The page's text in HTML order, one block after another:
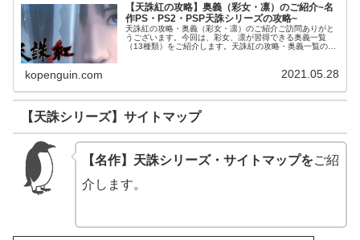
【天誅紅の攻略】奥義（彩女・凛）のご紹介~名
作PS・PS2・PSP天誅シリーズの攻略~
天誅紅の攻略・奥義（彩女・凛）のご紹介ご訪問ありがと
うございます。今回は、彩女、凛が習得できる奥義一覧
（13種類）をご紹介します。天誅紅の攻略・奥義一覧のご
kopenguin.com 2021.05.28
【天誅シリーズ】サイトマップ
【名作】天誅シリーズ・サイトマップをご紹
介します。